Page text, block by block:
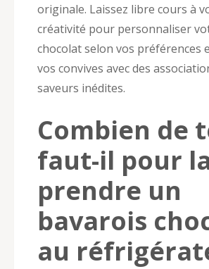
originale. Laissez libre cours à
créativité pour personnaliser
chocolat selon vos préférences
vos convives avec des
saveurs inédites.
Combien de
faut-il pour
prendre un
bavarois
au